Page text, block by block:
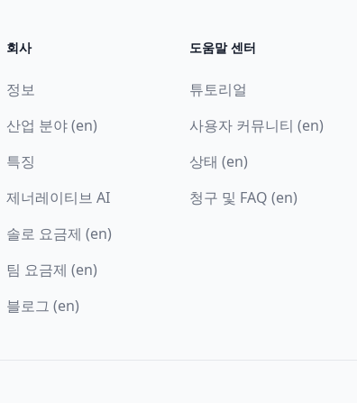
회사
정보
산업 분야 (en)
특징
제너레이티브 AI
솔로 요금제 (en)
팀 요금제 (en)
블로그 (en)
도움말 센터
튜토리얼
사용자 커뮤니티 (en)
상태 (en)
청구 및 FAQ (en)